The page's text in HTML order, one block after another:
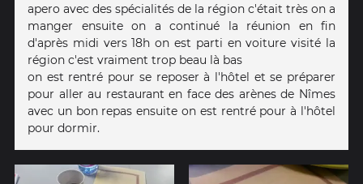
apero avec des spécialités de la région c'était très on a
manger ensuite on a continué la réunion en fin
d'après midi vers 18h on est parti en voiture visité la
région c'est vraiment trop beau là bas
on est rentré pour se reposer à l'hôtel et se préparer
pour aller au restaurant en face des arènes de Nîmes
avec un bon repas ensuite on est rentré pour à l'hôtel
pour dormir.